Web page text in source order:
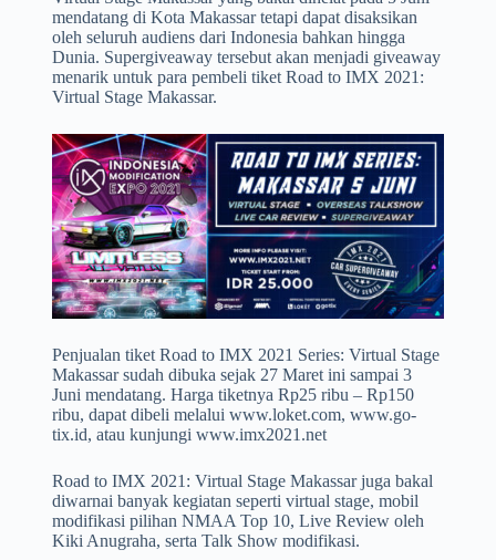
mendatang di Kota Makassar tetapi dapat disaksikan
oleh seluruh audiens dari Indonesia bahkan hingga
Dunia. Supergiveaway tersebut akan menjadi giveaway
menarik untuk para pembeli tiket Road to IMX 2021:
Virtual Stage Makassar.
Penjualan tiket Road to IMX 2021 Series: Virtual Stage
Makassar sudah dibuka sejak 27 Maret ini sampai 3
Juni mendatang. Harga tiketnya Rp25 ribu – Rp150
ribu, dapat dibeli melalui www.loket.com, www.go-
tix.id, atau kunjungi www.imx2021.net
Road to IMX 2021: Virtual Stage Makassar juga bakal
diwarnai banyak kegiatan seperti virtual stage, mobil
modifikasi pilihan NMAA Top 10, Live Review oleh
Kiki Anugraha, serta Talk Show modifikasi.